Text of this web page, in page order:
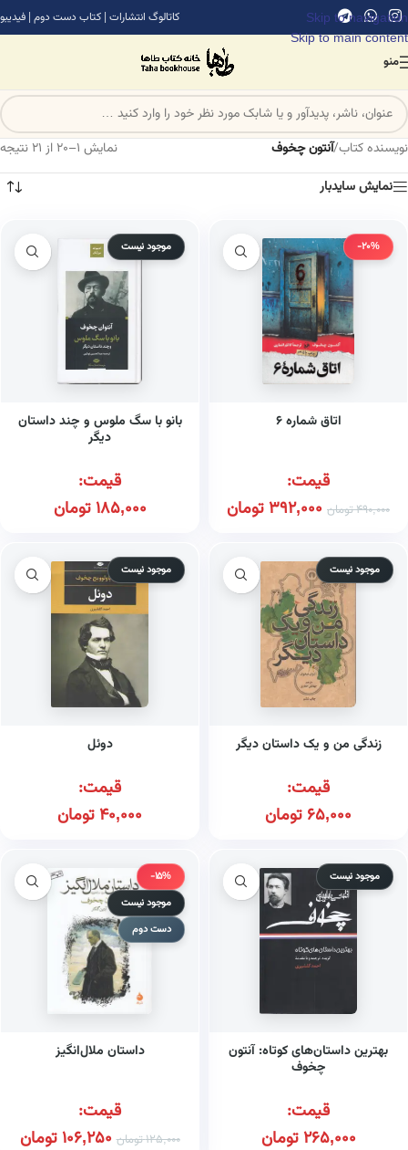
Skip to navigation
Skip to main content
کاتالوگ انتشارات | کتاب دست دوم | فیدیبو
منو
نویسنده کتاب/آنتون چخوف
نمایش 1–20 از 21 نتیجه
نمایش سایدبار
-20%
اتاق شماره ۶
قیمت:
490,000تومان 392,000تومان
موجود نیست
بانو با سگ ملوس و چند داستان
دیگر
قیمت:
185,000تومان
موجود نیست
زندگی من و یک داستان دیگر
قیمت:
65,000 تومان
موجود نیست
دوئل
قیمت:
40,000تومان
موجود نیست
بهترین داستان‌های کوتاه: آنتون
چخوف
قیمت:
265,000تومان
-15%
موجود نیست
دست دوم
داستان ملال‌انگیز
قیمت:
125,000تومان 106,250تومان